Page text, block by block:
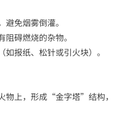
免烟雾倒灌。
碍燃烧的杂物。
报纸、松针或引火块）。
物上，形成“金字塔”结构，